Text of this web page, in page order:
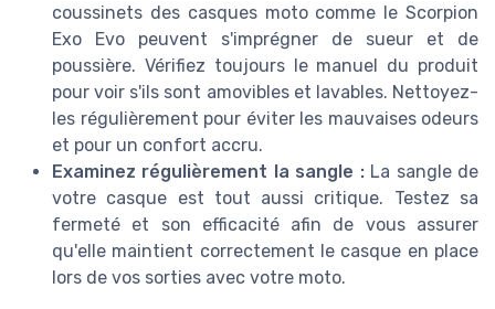
coussinets des casques moto comme le Scorpion
Exo Evo peuvent s'imprégner de sueur et de
poussière. Vérifiez toujours le manuel du produit
pour voir s'ils sont amovibles et lavables. Nettoyez-
les régulièrement pour éviter les mauvaises odeurs
et pour un confort accru.
Examinez régulièrement la sangle :La sangle de
votre casque est tout aussi critique. Testez sa
fermeté et son efficacité afin de vous assurer
qu'elle maintient correctement le casque en place
lors de vos sorties avec votre moto.